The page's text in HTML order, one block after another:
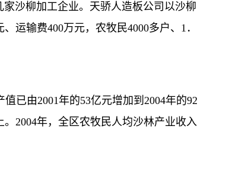
沙柳加工企业。天骄人造板公司以沙柳
运输费400万元，农牧民4000多户、1．
已由2001年的53亿元增加到2004年的92
2004年，全区农牧民人均沙林产业收入